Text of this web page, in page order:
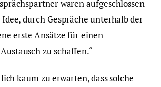
waren aufgeschlossen
durch Gespräche unterhalb der
erste Ansätze für einen
zu schaffen.“
kaum zu erwarten, dass solche